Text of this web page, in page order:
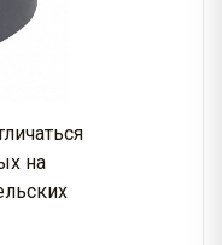
на